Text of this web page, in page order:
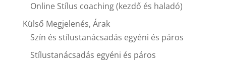
Online Stílus coaching (kezdő és haladó)
Külső Megjelenés, Árak
Szín és stílustanácsadás egyéni és páros
Stílustanácsadás egyéni és páros